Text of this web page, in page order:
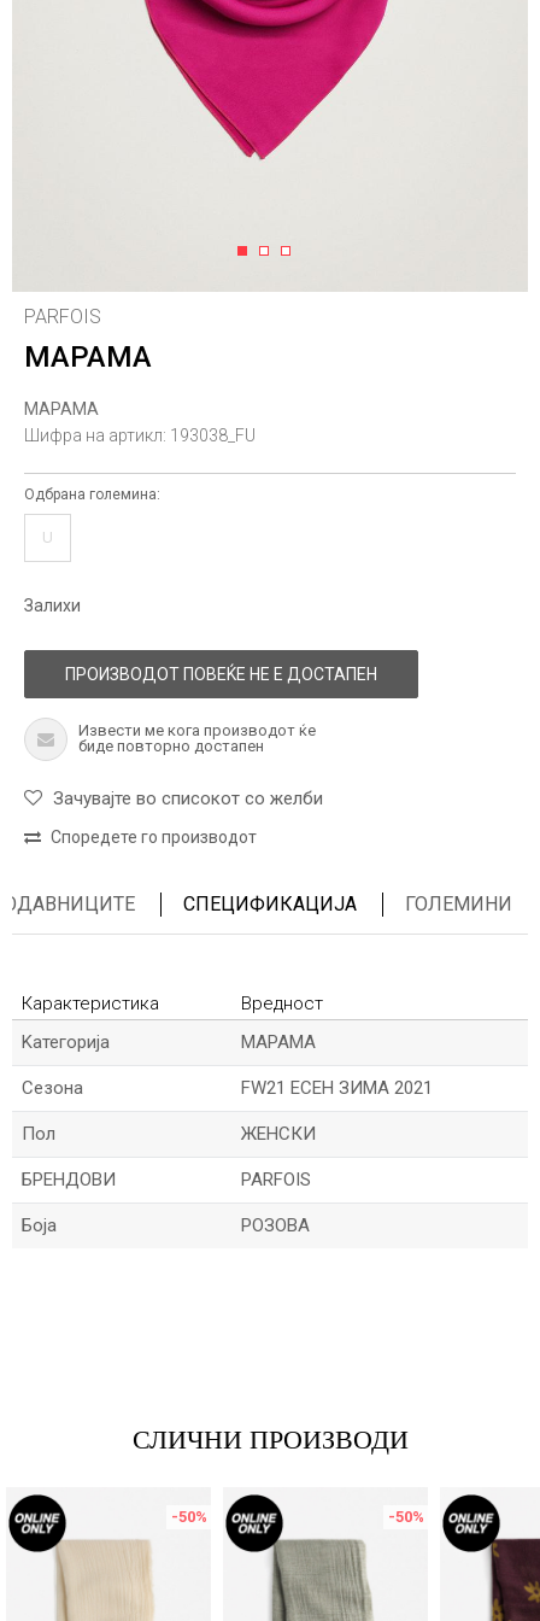
1 2 3
PARFOIS
МАРАМА
МАРАМА
Шифра на артикл: 193038_FU
Одбрана големина:
U
Залихи
ПРОИЗВОДОТ ПОВЕЌЕ НЕ Е ДОСТАПЕН
Извести ме кога производот ќе
биде повторно достапен
Зачувајте во списокот со желби
Споредете го производот
СПЕЦИФИКАЦИЈА ГОЛЕМИНИ
Карактеристика
Вредност
Kатегорија
МАРАМА
Сезона FW21 ЕСЕН ЗИМА 2021
Пол ЖЕНСКИ
БРЕНДОВИ PARFOIS
Боја РОЗОВА
Порака
СЛИЧНИ ПРОИЗВОДИ
-50% -50%